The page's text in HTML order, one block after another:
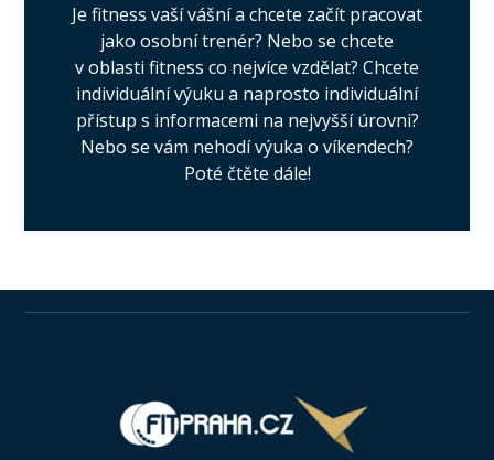
Je fitness vaší vášní a chcete začít pracovat
jako osobní trenér? Nebo se chcete
v oblasti fitness co nejvíce vzdělat? Chcete
individuální výuku a naprosto individuální
přístup s informacemi na nejvyšší úrovni?
Nebo se vám nehodí výuka o víkendech?
Poté čtěte dále!